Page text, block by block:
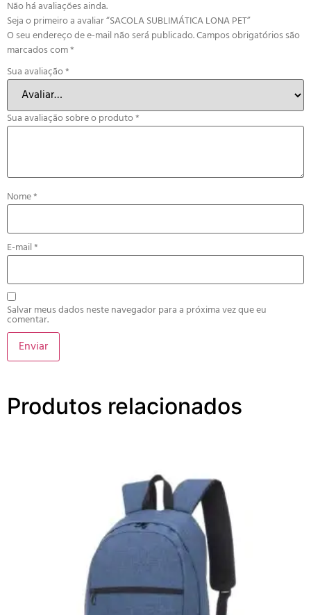
Não há avaliações ainda.
Seja o primeiro a avaliar “SACOLA SUBLIMÁTICA LONA PET”
O seu endereço de e-mail não será publicado.Campos obrigatórios são
marcados com*
Sua avaliação*
Sua avaliação sobre o produto*
Nome*
E-mail*
Salvar meus dados neste navegador para a próxima vez que eu
comentar.
Produtos relacionados